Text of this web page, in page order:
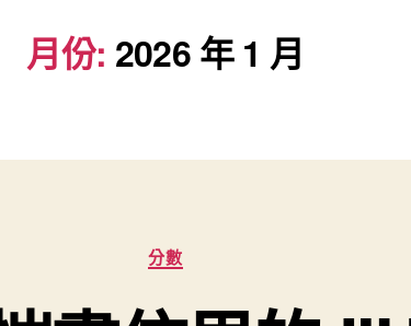
月份: 2026 年 1 月
分
類
分數